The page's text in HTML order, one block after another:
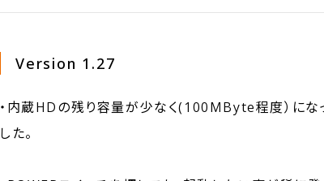
Version 1.27
・内蔵HDの残り容量が少なく(100MByte程度）に
した。